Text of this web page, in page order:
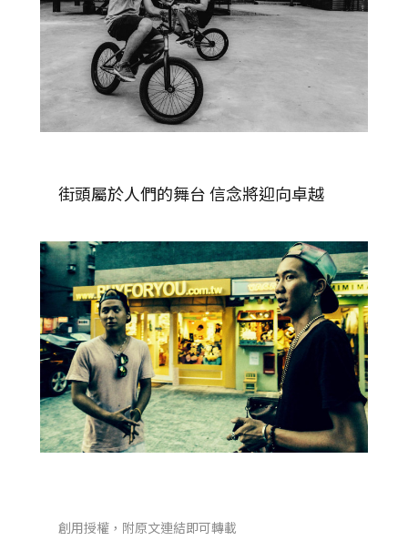
街頭屬於人們的舞台 信念將迎向卓越
創用授權，附原文連結即可轉載